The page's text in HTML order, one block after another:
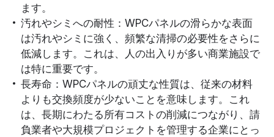
ます。
汚れやシミへの耐性：WPCパネルの滑らかな表面
は汚れやシミに強く、頻繁な清掃の必要性をさらに
低減します。これは、人の出入りが多い商業施設で
は特に重要です。
長寿命：WPCパネルの頑丈な性質は、従来の材料
よりも交換頻度が少ないことを意味します。これ
は、長期にわたる所有コストの削減につながり、請
負業者や大規模プロジェクトを管理する企業にとっ